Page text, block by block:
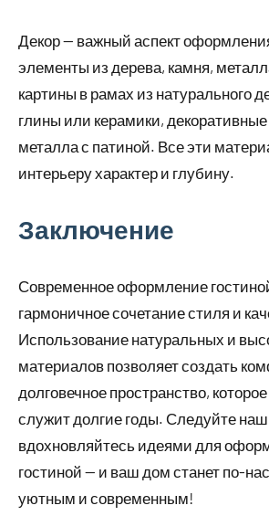
Декор — важный аспект
элементы из дерева, камня,
картины в рамах из натурального
глины или керамики,
металла с патиной. Все эти
интерьеру характер и глубину.
Заключение
Современное оформление
гармоничное сочетание стиля и
Использование натуральных и
материалов позволяет создать
долговечное пространство,
служит долгие годы. Следуйте
вдохновляйтесь идеями для
гостиной — и ваш дом станет по-
уютным и современным!